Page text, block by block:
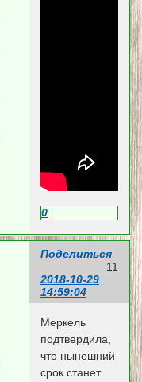
0
Поделиться
11
2018-10-29
14:59:04
Меркель
подтвердила,
что нынешний
срок станет